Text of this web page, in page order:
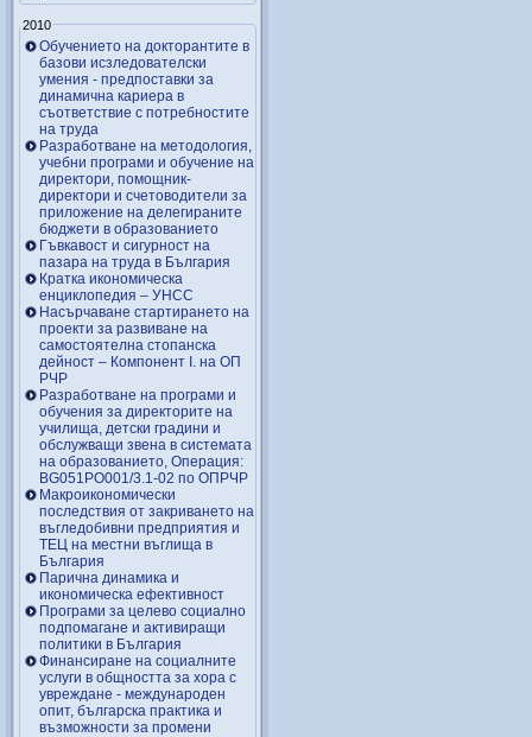
2010
Обучението на докторантите в
базови исзледователски
умения - предпоставки за
динамична кариера в
съответствие с потребностите
на труда
Разработване на методология,
учебни програми и обучение на
директори, помощник-
директори и счетоводители за
приложение на делегираните
бюджети в образованието
Гъвкавост и сигурност на
пазара на труда в България
Кратка икономическа
енциклопедия – УНСС
Насърчаване стартирането на
проекти за развиване на
самостоятелна стопанска
дейност – Компонент I. на ОП
РЧР
Разработване на програми и
обучения за директорите на
училища, детски градини и
обслужващи звена в системата
на образованието, Операция:
BG051PO001/3.1-02 по ОПРЧР
Макроикономически
последствия от закриването на
въгледобивни предприятия и
ТЕЦ на местни въглища в
България
Парична динамика и
икономическа ефективност
Програми за целево социално
подпомагане и активиращи
политики в България
Финансиране на социалните
услуги в общността за хора с
увреждане - международен
опит, българска практика и
възможности за промени